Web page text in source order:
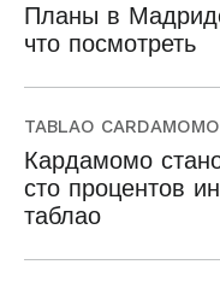
Планы в
что посмотреть
TABLAO CARDAMOMO
Кардамомо
сто процентов
таблао